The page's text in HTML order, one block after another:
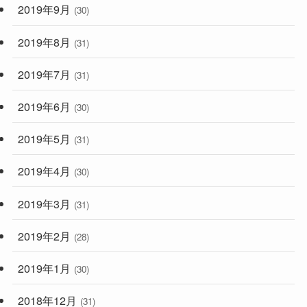
2019年9月 (30)
2019年8月 (31)
2019年7月 (31)
2019年6月 (30)
2019年5月 (31)
2019年4月 (30)
2019年3月 (31)
2019年2月 (28)
2019年1月 (30)
2018年12月 (31)